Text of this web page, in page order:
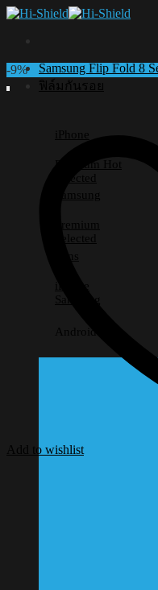
Skip
Samsung Flip Fold 8
ฟิล์มกันรอย
iPhone
Premium
Selected
Samsung
Premium
Selected
Lens
iPhone
Samsung
Android อื่นๆ
-9%
Add to wishlist